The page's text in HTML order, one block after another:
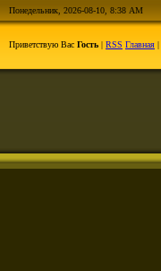
Понедельник, 2026-08-10, 8:38 AM
Приветствую Вас Гость | RSS Главная |